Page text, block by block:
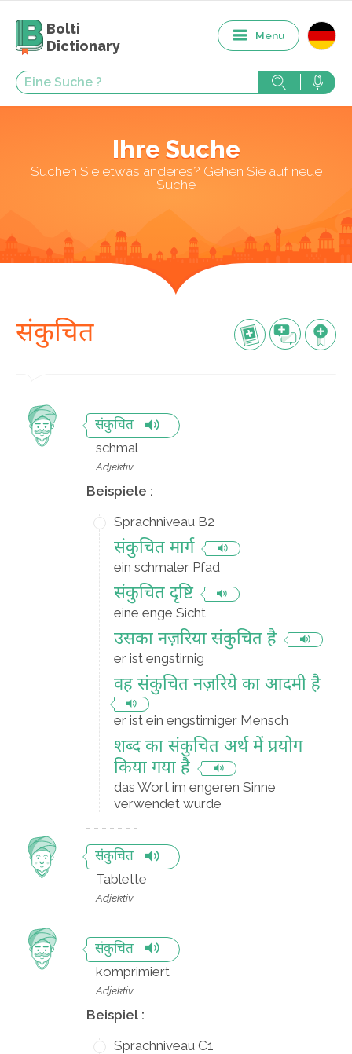
Bolti
Dictionary
Menu
Ihre Suche
Suchen Sie etwas anderes? Gehen Sie auf neue
Suche
संकुचित
संकुचित
schmal
Adjektiv
Beispiele :
Sprachniveau B2
संकुचित मार्ग
ein schmaler Pfad
संकुचित दृष्टि
eine enge Sicht
उसका नज़रिया संकुचित है
er ist engstirnig
वह संकुचित नज़रिये का आदमी है
er ist ein engstirniger Mensch
शब्द का संकुचित अर्थ में प्रयोग
किया गया है
das Wort im engeren Sinne
verwendet wurde
संकुचित
Tablette
Adjektiv
संकुचित
komprimiert
Adjektiv
Beispiel :
Sprachniveau C1